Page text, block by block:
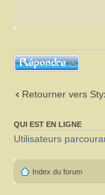
Répondre
Retourner vers
QUI EST EN LIGNE
Utilisateurs
Index du forum